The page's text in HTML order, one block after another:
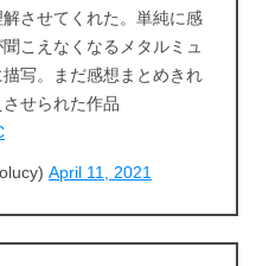
させてくれた。単純に感
こえなくなるメタルミュ
写。まだ感想まとめきれ
せられた作品
April 11, 2021